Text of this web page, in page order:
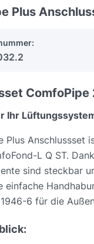
Plus
Ihr
Plus
L Q ST.
sind steckbar
einfache
6 für die